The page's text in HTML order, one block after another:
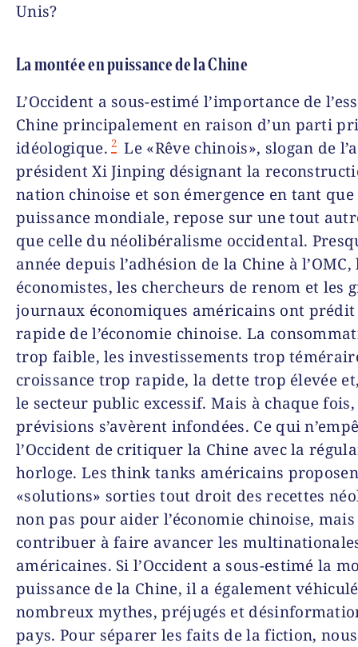
Unis?
La montée en puissance de la Chine
L’Occident a sous-estimé l’importance de
Chine principalement en raison d’un parti
idéologique. 2 Le «Rêve chinois», slogan de
président Xi Jinping désignant la
nation chinoise et son émergence en tant que
puissance mondiale, repose sur une tout
que celle du néolibéralisme occidental.
année depuis l’adhésion de la Chine à l’OMC,
économistes, les chercheurs de renom et les
journaux économiques américains ont
rapide de l’économie chinoise. La
trop faible, les investissements trop
croissance trop rapide, la dette trop élevée
le secteur public excessif. Mais à chaque fois,
prévisions s’avèrent infondées. Ce qui
l’Occident de critiquer la Chine avec la
horloge. Les think tanks américains
«solutions» sorties tout droit des recettes
non pas pour aider l’économie chinoise,
contribuer à faire avancer les
américaines. Si l’Occident a sous-estimé la
puissance de la Chine, il a également
nombreux mythes, préjugés et
pays. Pour séparer les faits de la fiction, nous